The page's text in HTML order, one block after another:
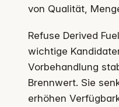
von Qualität,
Refuse Derived
wichtige
Vorbehandlung
Brennwert. Sie
erhöhen